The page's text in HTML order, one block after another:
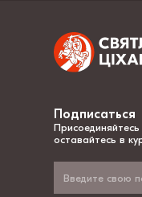
Подписаться
оставайтесь в